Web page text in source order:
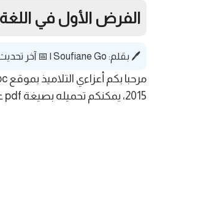
الفرض الأول في اللغة
🖊️ بقلم: Soufiane Go
| 📅 آخر تحديث: 2021/
2015، يمكنكم تحميله بصيغة pdf عبر النقر على زر التحميل أسفله.